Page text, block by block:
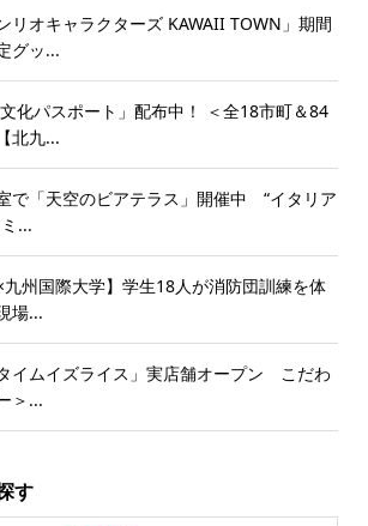
リオキャラクターズ KAWAII TOWN」期間
グッ...
化パスポート」配布中！ ＜全18市町＆84
北九...
で「天空のビアテラス」開催中 “イタリア
...
九州国際大学】学生18人が消防団訓練を体
場...
イムイズライス」実店舗オープン こだわ
＞...
す